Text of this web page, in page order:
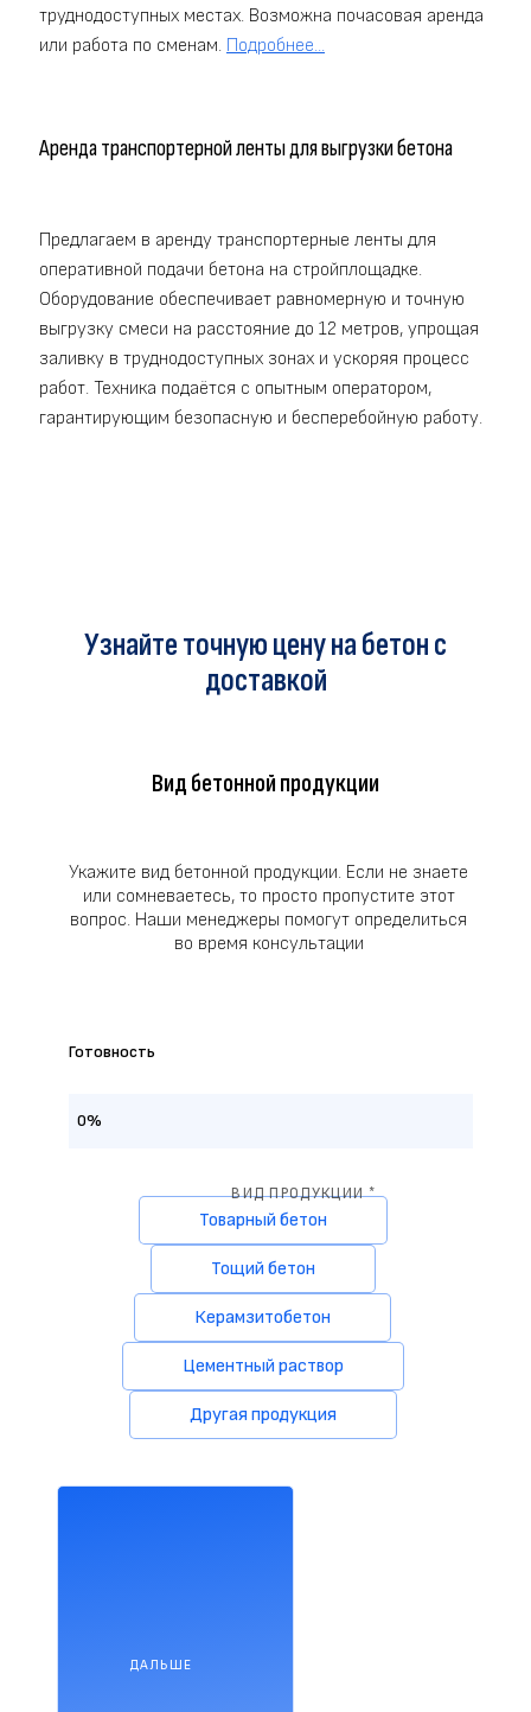
труднодоступных местах. Возможна почасовая аренда
или работа по сменам. Подробнее...
Аренда транспортерной ленты для выгрузки бетона
Предлагаем в аренду транспортерные ленты для
оперативной подачи бетона на стройплощадке.
Оборудование обеспечивает равномерную и точную
выгрузку смеси на расстояние до 12 метров, упрощая
заливку в труднодоступных зонах и ускоряя процесс
работ. Техника подаётся с опытным оператором,
гарантирующим безопасную и бесперебойную работу.
Узнайте точную цену на бетон с
доставкой
Вид бетонной продукции
Укажите вид бетонной продукции. Если не знаете
или сомневаетесь, то просто пропустите этот
вопрос. Наши менеджеры помогут определиться
во время консультации
Готовность
0%
ВИД ПРОДУКЦИИ *
Товарный бетон
Тощий бетон
Керамзитобетон
Цементный раствор
Другая продукция
ДАЛЬШЕ